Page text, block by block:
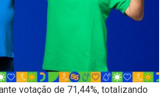
votação de 71,44%, totalizando